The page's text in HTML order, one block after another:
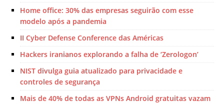
Home office: 30% das empresas seguirão com esse
modelo após a pandemia
II Cyber Defense Conference das Américas
Hackers iranianos explorando a falha de ‘Zerologon’
NIST divulga guia atualizado para privacidade e
controles de segurança
Mais de 40% de todas as VPNs Android gratuitas vazam